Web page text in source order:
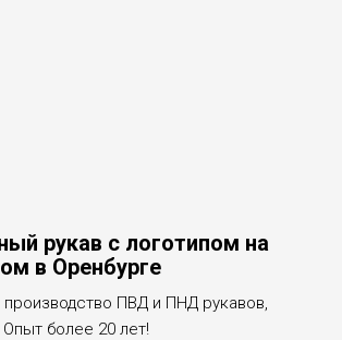
рукав с логотипом на
в Оренбурге
ПВД и ПНД рукавов,
Опыт более 20 лет!